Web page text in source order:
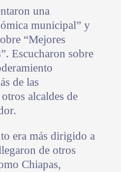
una
municipal” y
“Mejores
Escucharon sobre
de las
alcaldes de
era más dirigido a
de otros
Chiapas,